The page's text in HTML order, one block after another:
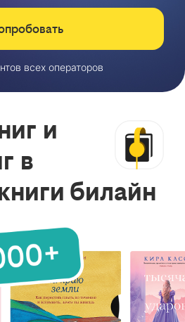
всех операторов
и
в
билайн